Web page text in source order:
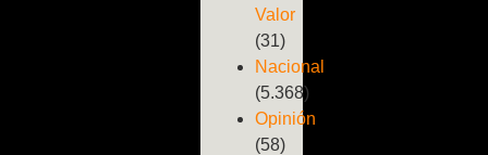
Valor
(31)
Nacional
(5.368)
Opinión
(58)